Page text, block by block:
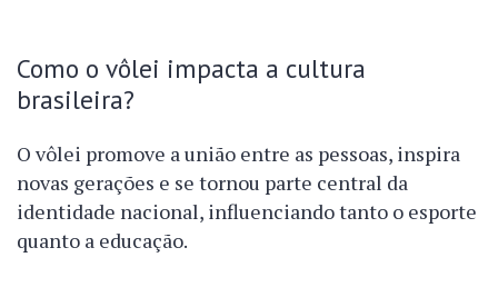
Como o vôlei impacta a cultura
brasileira?
O vôlei promove a união entre as pessoas, inspira
novas gerações e se tornou parte central da
identidade nacional, influenciando tanto o esporte
quanto a educação.